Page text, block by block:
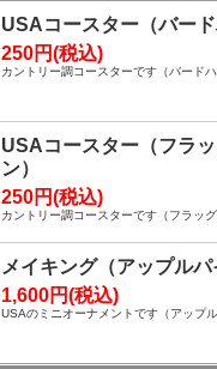
USAコースター（バード
250円(税込)
カントリー調コースターです（バードハ
USAコースター（フラ
ン）
250円(税込)
カントリー調コースターです（フラッグ
メイキング（アップルパ
1,600円(税込)
USAのミニオーナメントです（アップル